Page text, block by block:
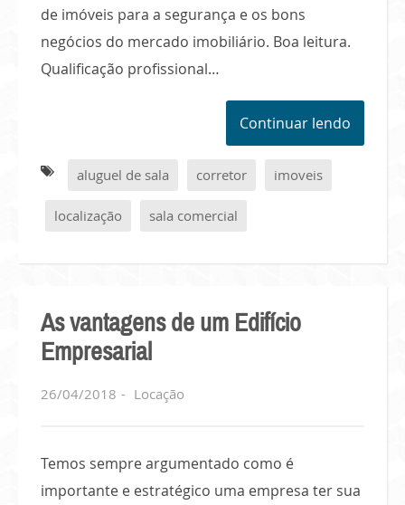
de imóveis para a segurança e os bons
negócios do mercado imobiliário. Boa leitura.
Qualificação profissional…
Continuar lendo
aluguel de sala corretor imoveis
localização sala comercial
As vantagens de um Edifício
Empresarial
26/04/2018 Locação
Temos sempre argumentado como é
importante e estratégico uma empresa ter sua